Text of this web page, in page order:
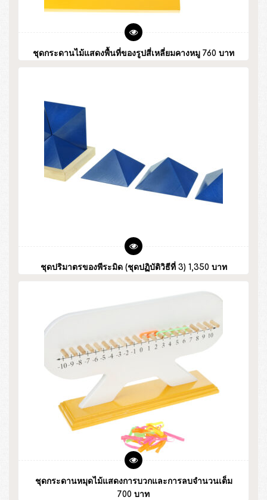
ชุดกระดานไม้แสดงพื้นที่ของรูปสี่เหลี่ยมคางหมู 760 บาท
ชุดปริมาตรของพีระมิด (ชุดปฏิบัติวิธีที่ 3) 1,350 บาท
ชุดกระดานหมุดไม้แสดงการบวกและการลบจำนวนเต็ม
700 บาท